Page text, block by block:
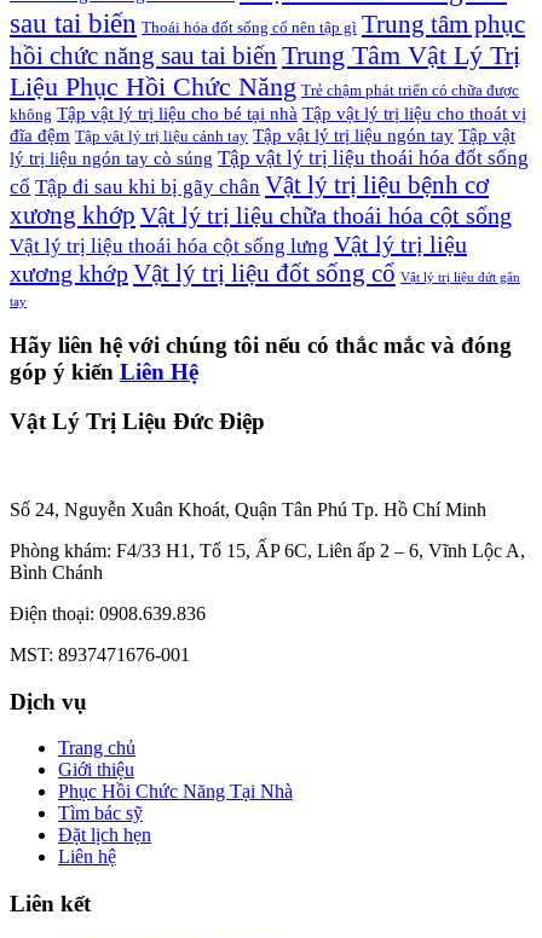
sau tai biến Thoái hóa đốt sống cổ nên tập gì Trung tâm phục
hồi chức năng sau tai biến Trung Tâm Vật Lý Trị
Liệu Phục Hồi Chức Năng Trẻ chậm phát triển có chữa được
không Tập vật lý trị liệu cho bé tại nhà Tập vật lý trị liệu cho thoát vị
đĩa đệm Tập vật lý trị liệu cánh tay Tập vật lý trị liệu ngón tay Tập vật
lý trị liệu ngón tay cò súng Tập vật lý trị liệu thoái hóa đốt sống
cổ Tập đi sau khi bị gãy chân Vật lý trị liệu bệnh cơ
xương khớp Vật lý trị liệu chữa thoái hóa cột sống
Vật lý trị liệu thoái hóa cột sống lưng Vật lý trị liệu
xương khớpVật lý trị liệu đốt sống cổ Vật lý trị liệu đứt gân
tay
Hãy liên hệ với chúng tôi nếu có thắc mắc và đóng
góp ý kiến Liên Hệ
Vật Lý Trị Liệu Đức Điệp
Số 24, Nguyễn Xuân Khoát, Quận Tân Phú Tp. Hồ Chí Minh
Phòng khám: F4/33 H1, Tổ 15, ẤP 6C, Liên ấp 2 – 6, Vĩnh Lộc A,
Bình Chánh
Điện thoại: 0908.639.836
MST: 8937471676-001
Dịch vụ
Trang chủ
Giới thiệu
Phục Hồi Chức Năng Tại Nhà
Tìm bác sỹ
Đặt lịch hẹn
Liên hệ
Liên kết